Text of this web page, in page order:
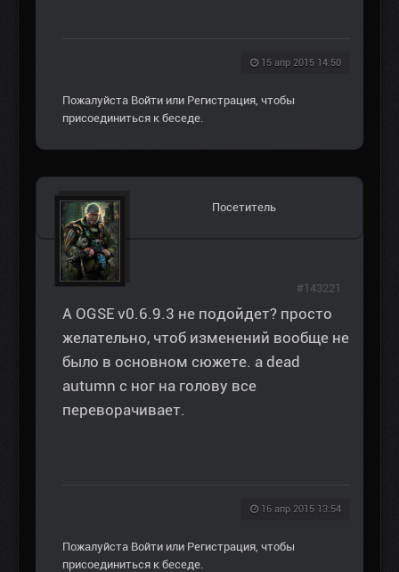
15 апр 2015 14:50
Пожалуйста Войти или Регистрация , чтобы
присоединиться к беседе.
Посетитель
А OGSE v0.6.9.3 не подойдет? просто
желательно, чтоб изменений вообще не
было в основном сюжете. а dead
autumn с ног на голову все
переворачивает.
16 апр 2015 13:54
#143221
Пожалуйста Войти или Регистрация , чтобы
присоединиться к беседе.